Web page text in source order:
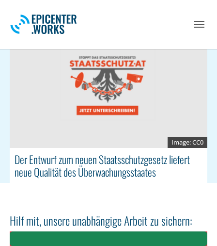
CC0
Der Entwurf zum neuen Staatsschutzgesetz liefert
neue Qualität des Überwachungsstaates
Hilf mit, unsere unabhängige Arbeit zu sichern: